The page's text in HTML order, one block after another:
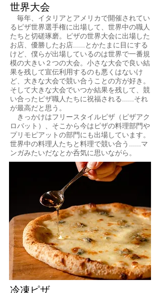
世界大会
毎年、イタリアとアメリカで開催されてい
るピザ世界選手権に出場して、世界中の職人
たちと切磋琢磨。ピザの世界大会に出場した
お店、優勝したお店......とかたまに目にする
けど、僕らが出場しているのは世界で一番規
模の大きい２つの大会。小さな大会で良い結
果を残して宣伝利用するのも悪くはないけ
ど、大きな大会で競い合うことの方が好き。
そして大きな大会でいつか結果を残して、競
い合ったピザ職人たちに祝福される......それ
が最高だと思う。
きっかけはフリースタイルピザ（ピザアク
ロバット）、そこから今はピザの料理部門や
プリモピアットの部門にも出場しています。
世界中の料理人たちと料理で競い合う......マ
ンガみたいだなとか呑気に思いながら。
冷凍ピザ